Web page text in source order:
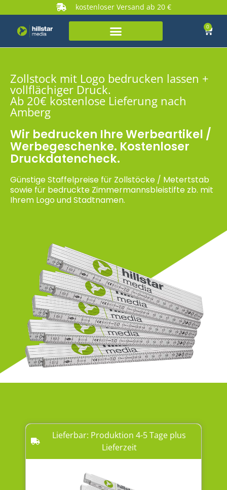
kostenloser Versand ab 20 €
0
Zollstock mit Logo bedrucken lassen +
vollflächiger Druck.
Ab 20€ kostenlose Lieferung nach
Amberg
Wir bedrucken Ihre Werbeartikel /
Werbegeschenke. Kostenloser
Druckdatencheck.
Günstige Staffelpreise für Zollstöcke / Metertstab
sowie für bedruckte Zimmermannsbleistifte zb. mit
Ihrem Logo und Stadtnamen.
Lieferbar: Produktion 4-5 Tage plus
Lieferzeit